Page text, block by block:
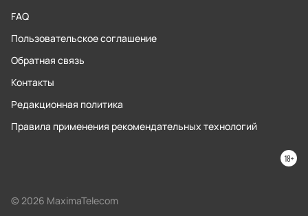
FAQ
Пользовательское соглашение
Обратная связь
Контакты
Редакционная политика
Правила применения рекомендательных технологий
© 2026 MaximaTelecom